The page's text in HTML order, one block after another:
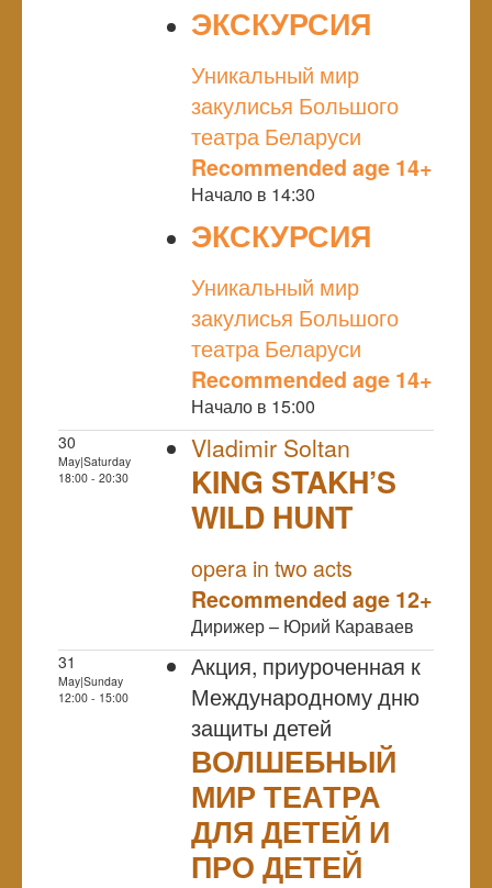
ЭКСКУРСИЯ
Уникальный мир
закулисья Большого
театра Беларуси
Recommended age 14+
Начало в 14:30
ЭКСКУРСИЯ
Уникальный мир
закулисья Большого
театра Беларуси
Recommended age 14+
Начало в 15:00
30
May|Saturday
18:00 - 20:30
Vladimir Soltan
KING STAKH’S
WILD HUNT
opera in two acts
Recommended age 12+
Дирижер – Юрий Караваев
31
May|Sunday
12:00 - 15:00
Акция, приуроченная к
Международному дню
защиты детей
ВОЛШЕБНЫЙ
МИР ТЕАТРА
ДЛЯ ДЕТЕЙ И
ПРО ДЕТЕЙ